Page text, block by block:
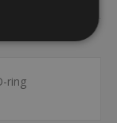
ring